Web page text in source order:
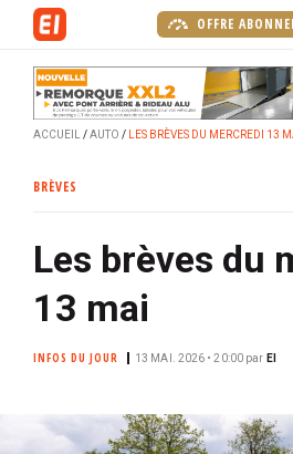
OFFRE
ACCUEIL AUTO LES BRÈVES DU MERCREDI 13
BRÈVES
Les brèves du
13 mai
INFOS DU JOUR 13 MAI. 2026 • 20:00 par EI